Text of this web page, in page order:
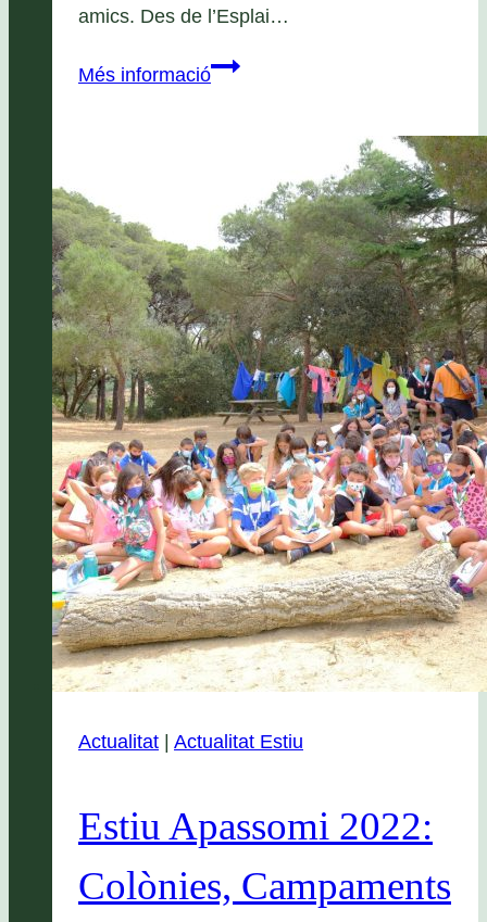
amics. Des de l’Esplai…
Més informacióEstiu
colònies,
Colònies
i
Campaments
Actualitat | Actualitat Estiu
Estiu Apassomi 2022:
Colònies, Campaments